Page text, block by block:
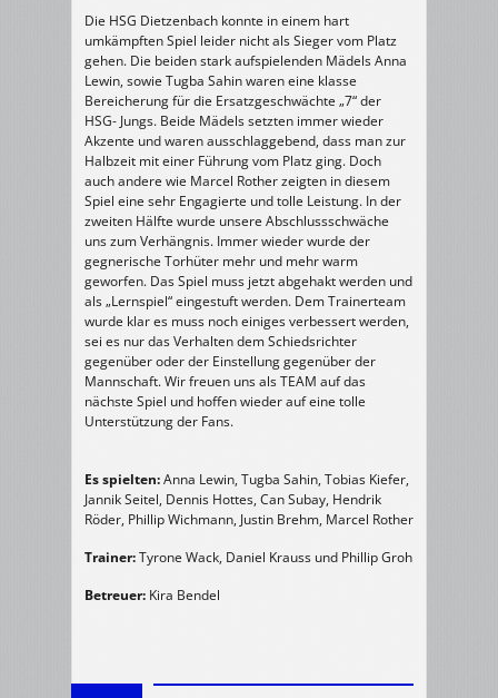
e.V.
–
HSG
Dietzenbach
19
:
15
(6
:
9)
Die HSG Dietzenbach konnte in einem hart
umkämpften Spiel leider nicht als Sieger vom Platz
gehen. Die beiden stark aufspielenden Mädels Anna
Lewin, sowie Tugba Sahin waren eine klasse
Bereicherung für die Ersatzgeschwächte „7“ der
HSG- Jungs. Beide Mädels setzten immer wieder
Akzente und waren ausschlaggebend, dass man zur
Halbzeit mit einer Führung vom Platz ging. Doch
auch andere wie Marcel Rother zeigten in diesem
Spiel eine sehr Engagierte und tolle Leistung. In der
zweiten Hälfte wurde unsere Abschlussschwäche
uns zum Verhängnis. Immer wieder wurde der
gegnerische Torhüter mehr und mehr warm
geworfen. Das Spiel muss jetzt abgehakt werden und
als „Lernspiel“ eingestuft werden. Dem Trainerteam
wurde klar es muss noch einiges verbessert werden,
sei es nur das Verhalten dem Schiedsrichter
gegenüber oder der Einstellung gegenüber der
Mannschaft. Wir freuen uns als TEAM auf das
nächste Spiel und hoffen wieder auf eine tolle
Unterstützung der Fans.
Es spielten:Anna Lewin, Tugba Sahin, Tobias Kiefer,
Jannik Seitel, Dennis Hottes, Can Subay, Hendrik
Röder, Phillip Wichmann, Justin Brehm, Marcel Rother
Trainer:Tyrone Wack, Daniel Krauss und Phillip Groh
Betreuer: Kira Bendel